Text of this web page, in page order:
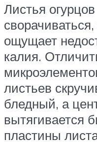
Листья
ощущает
калия.
листьев
бледный, а
вытягивается
пластины